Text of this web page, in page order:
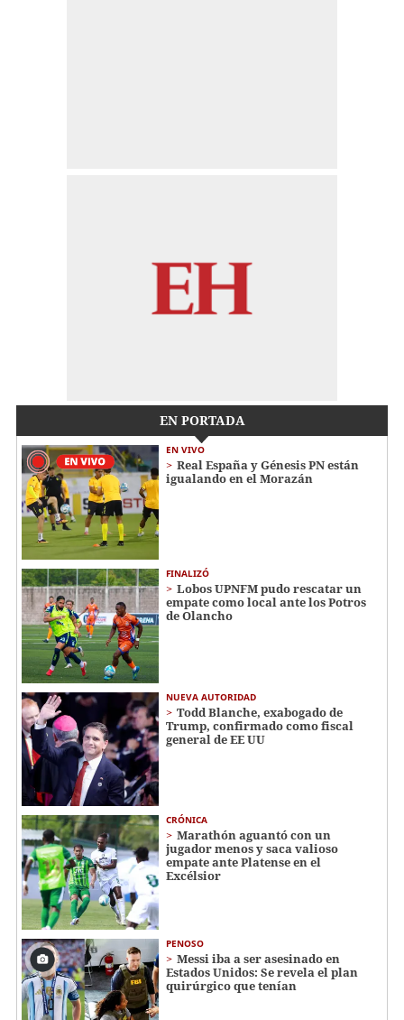
EN PORTADA
EN VIVO
Real España y Génesis PN están
igualando en el Morazán
FINALIZÓ
Lobos UPNFM pudo rescatar un
empate como local ante los Potros
de Olancho
NUEVA AUTORIDAD
Todd Blanche, exabogado de
Trump, confirmado como fiscal
general de EE UU
CRÓNICA
Marathón aguantó con un
jugador menos y saca valioso
empate ante Platense en el
Excélsior
PENOSO
Messi iba a ser asesinado en
Estados Unidos: Se revela el plan
quirúrgico que tenían